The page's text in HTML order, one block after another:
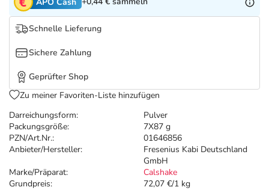
Tierapotheke
Vitamine & Mineralstoffe
Salus Deals
Darreichungsform:
Pulver
Packungsgröße:
7X87 g
PZN/Art.Nr.:
01646856
Anbieter/Hersteller:
Fresenius Kabi Deutschland
GmbH
Marke/Präparat:
Calshake
Grundpreis:
72,07 €/1 kg
Schnelle Lieferung
Sichere Zahlung
Geprüfter Shop
Zu meiner Favoriten-Liste hinzufügen